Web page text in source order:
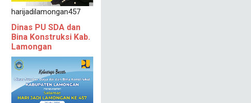
harijadilamongan457
Dinas PU SDA dan
Bina Konstruksi Kab.
Lamongan